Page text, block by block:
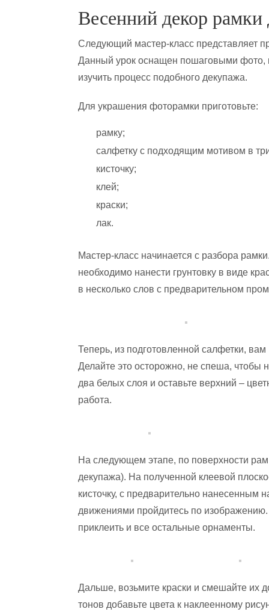
Весенний декор рамки
Следующий мастер-класс представляет
Данный урок оснащен пошаговыми фото,
изучить процесс подобного декупажа.
Для украшения фоторамки приготовьте:
рамку;
салфетку с подходящим мотивом в
кисточку;
клей;
краски;
лак.
Мастер-класс начинается с разбора
необходимо нанести грунтовку в виде
в несколько слов с предварительном
Теперь, из подготовленной салфетки,
Делайте это осторожно, не спеша, чтобы
два белых слоя и оставьте верхний –
работа.
На следующем этапе, по поверхности
декупажа). На полученной клеевой
кисточку, с предварительно
движениями пройдитесь по
приклеить и все остальные орнаменты.
Дальше, возьмите краски и смешайте их
тонов добавьте цвета к наклеенному